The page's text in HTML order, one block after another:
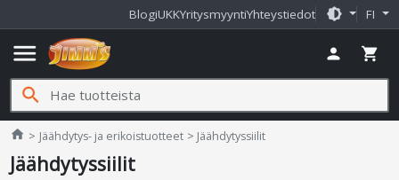
BlogiUKKYritysmyyntiYhteystiedot brightness_medium FI
menu person shopping_cart
search
home Jimms.fi
Jäähdytys- ja erikoistuotteet Jäähdytyssiilit
Jäähdytyssiilit